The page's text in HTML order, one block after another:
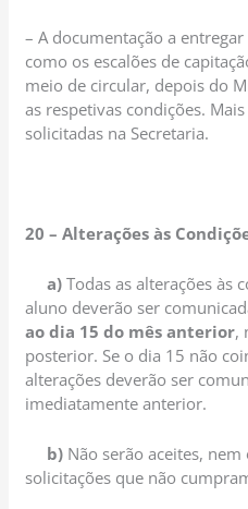
– A documentação a
como os escalões de
meio de circular, depois do
as respetivas condições.
solicitadas na Secretaria.
20 – Alterações às
a) Todas as alterações às
aluno deverão ser
ao dia 15 do mês anterior,
posterior. Se o dia 15 não
alterações deverão ser
imediatamente anterior.
b) Não serão aceites,
solicitações que não